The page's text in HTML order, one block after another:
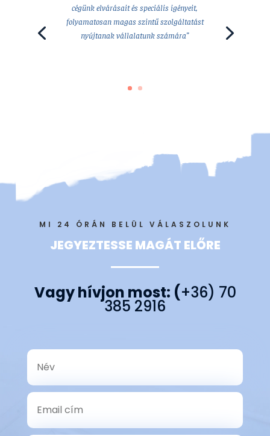
cégünk elvárásait és speciális igényeit,
folyamatosan magas szintű szolgáltatást
nyújtanak vállalatunk számára”
MI 24 ÓRÁN BELÜL VÁLASZOLUNK
JEGYEZTESSE MAGÁT ELŐRE
Vagy hívjon most: (+36) 70
385 2916